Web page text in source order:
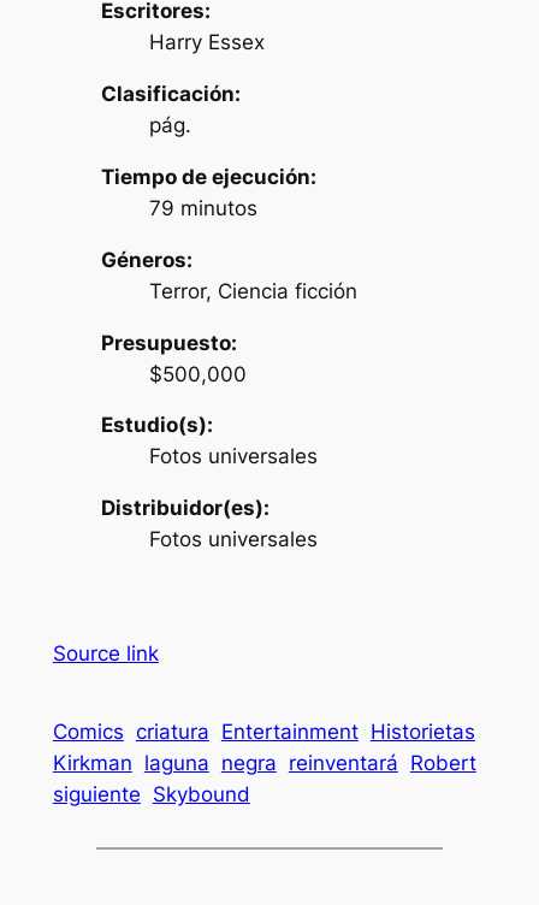
Escritores:
Harry Essex
Clasificación:
pág.
Tiempo de ejecución:
79 minutos
Géneros:
Terror, Ciencia ficción
Presupuesto:
$500,000
Estudio(s):
Fotos universales
Distribuidor(es):
Fotos universales
Source link
Comics criatura Entertainment Historietas
Kirkman laguna negra reinventará Robert
siguiente Skybound